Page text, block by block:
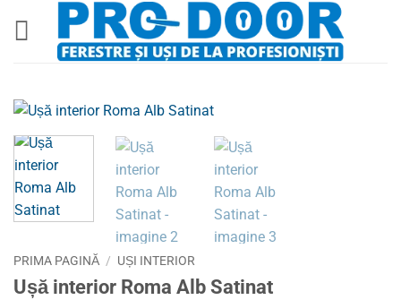
PRIMA PAGINĂ / UȘI INTERIOR
Ușă interior Roma Alb Satinat